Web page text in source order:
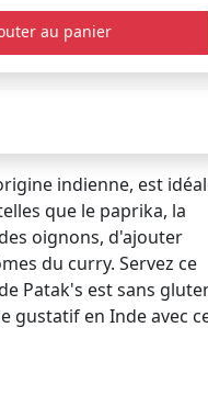
au panier
indienne, est
que le paprika, la
oignons, d'ajouter
du curry. Servez ce
Patak's est sans
gustatif en Inde avec